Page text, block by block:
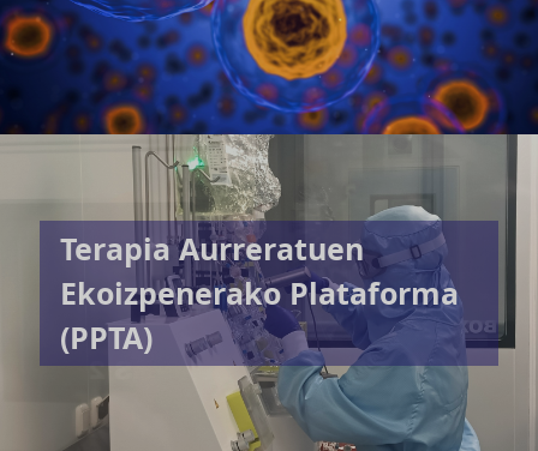
Terapia Aurreratuen
Ekoizpenerako Plataforma
(PPTA)